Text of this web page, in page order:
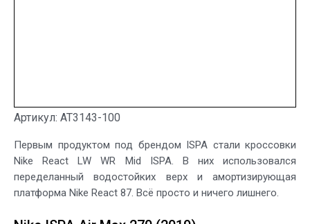
Артикул: AT3143-100
Первым продуктом под брендом ISPA стали кроссовки
Nike React LW WR Mid ISPA. В них использовался
переделанный водостойких верх и амортизирующая
платформа Nike React 87. Всё просто и ничего лишнего.